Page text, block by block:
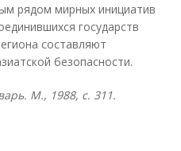
рядом мирных инициатив
государств
составляют
безопасности.
М., 1988, с. 311.